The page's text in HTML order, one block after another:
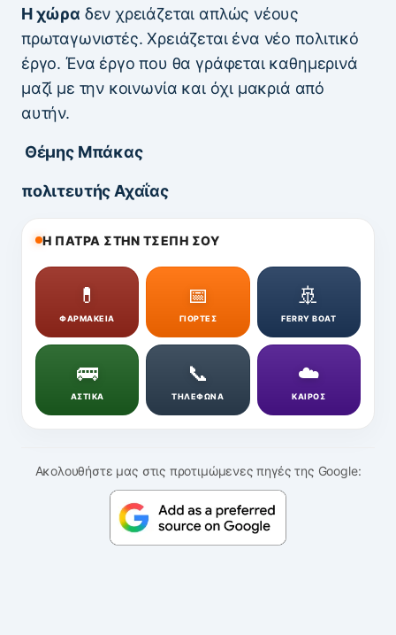
Η χώρα δεν χρειάζεται απλώς νέους
πρωταγωνιστές. Χρειάζεται ένα νέο πολιτικό
έργο. Ένα έργο που θα γράφεται καθημερινά
μαζί με την κοινωνία και όχι μακριά από
αυτήν.
Θέμης Μπάκας
πολιτευτής Αχαΐας
Η ΠΑΤΡΑ ΣΤΗΝ ΤΣΕΠΗ ΣΟΥ
💊
ΦΑΡΜΑΚΕΙΑ
📅
ΓΙΟΡΤΕΣ
🚢
FERRY BOAT
🚌
ΑΣΤΙΚΑ
📞
ΤΗΛΕΦΩΝΑ
☁️
ΚΑΙΡΟΣ
Ακολουθήστε μας στις προτιμώμενες πηγές της Google: